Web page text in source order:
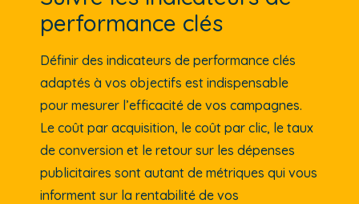
performance clés
Définir des indicateurs de performance clés
adaptés à vos objectifs est indispensable
pour mesurer l’efficacité de vos campagnes.
Le coût par acquisition, le coût par clic, le taux
de conversion et le retour sur les dépenses
publicitaires sont autant de métriques qui vous
informent sur la rentabilité de vos